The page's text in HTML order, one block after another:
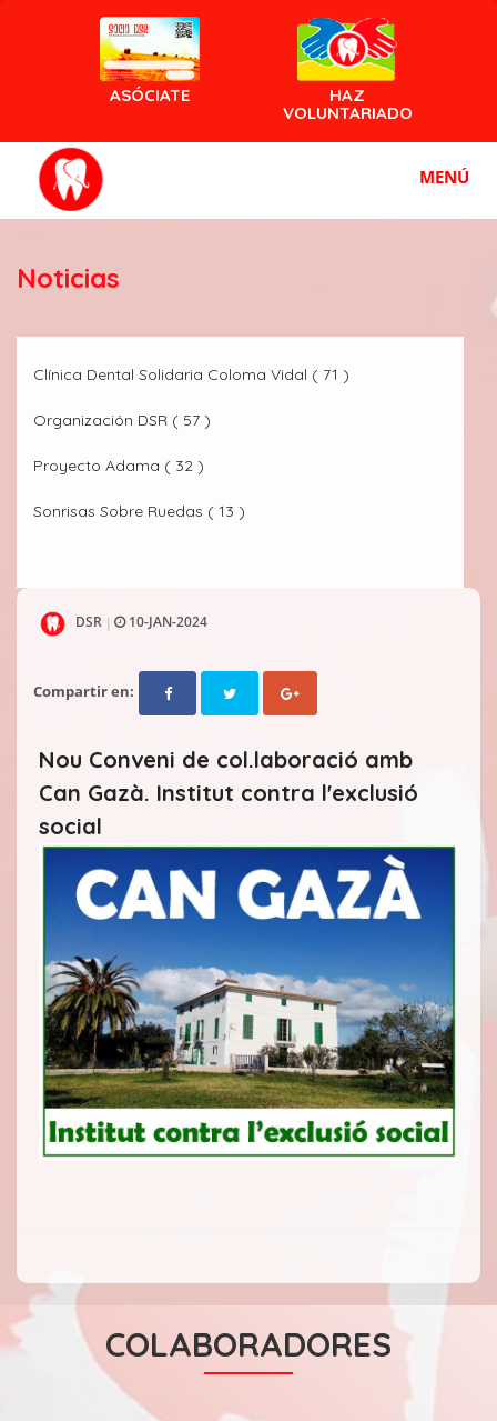
ASÓCIATE
HAZ
VOLUNTARIADO
MENÚ
Noticias
Clínica Dental Solidaria Coloma Vidal ( 71 )
Organización DSR ( 57 )
Proyecto Adama ( 32 )
Sonrisas Sobre Ruedas ( 13 )
DSR | 10-JAN-2024
Compartir en:
Nou Conveni de col.laboració amb
Can Gazà. Institut contra l'exclusió
social
COLABORADORES